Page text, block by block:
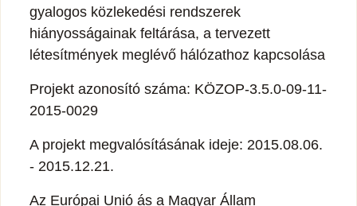
gyalogos közlekedési rendszerek
hiányosságainak feltárása, a tervezett
létesítmények meglévő hálózathoz kapcsolása
Projekt azonosító száma: KÖZOP-3.5.0-09-11-
2015-0029
A projekt megvalósításának ideje: 2015.08.06.
- 2015.12.21.
Az Európai Unió ás a Magyar Állam